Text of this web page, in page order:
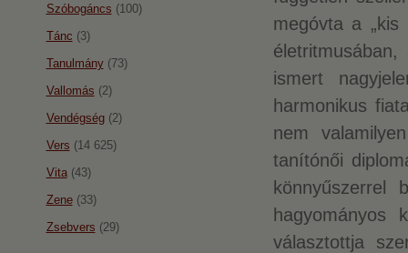
megóvta a „kis
ismert
harmonikus
nem
tanítónői
könnyűszerrel
hagyományos
választottja
Szóbogáncs (100)
Tánc (3)
Tanulmány(73)
Vallomás (2)
Vendégség(2)
Vers (14 625)
Vita(43)
Zene(33)
Zsebvers (29)